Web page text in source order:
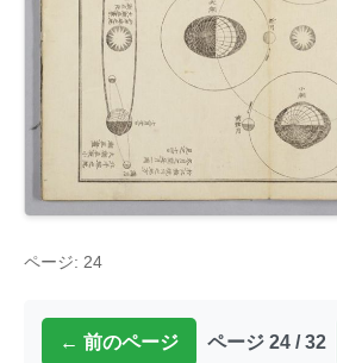
ページ: 24
← 前のページ ページ 24 / 32